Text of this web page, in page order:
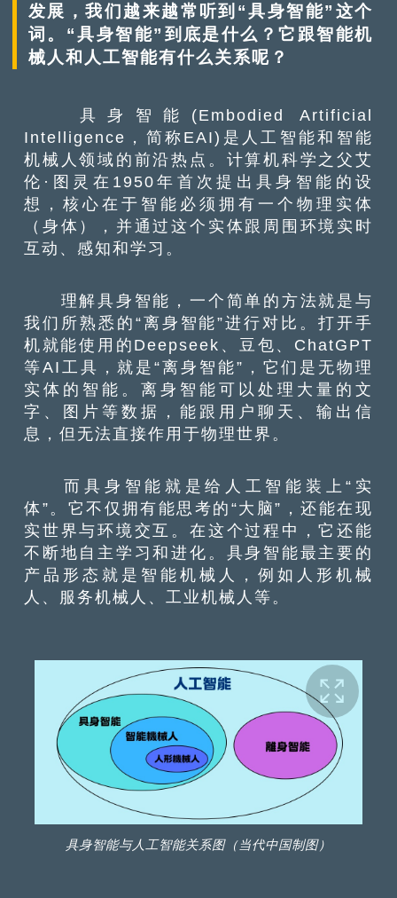
发展，我们越来越常听到“具身智能”这个
词。“具身智能”到底是什么？它跟智能机
械人和人工智能有什么关系呢？
具身智能(Embodied Artificial
Intelligence，简称EAI)是人工智能和智能
机械人领域的前沿热点。计算机科学之父艾
伦·图灵在1950年首次提出具身智能的设
想，核心在于智能必须拥有一个物理实体
（身体），并通过这个实体跟周围环境实时
互动、感知和学习。
理解具身智能，一个简单的方法就是与
我们所熟悉的“离身智能”进行对比。打开手
机就能使用的Deepseek、豆包、ChatGPT
等AI工具，就是“离身智能”，它们是无物理
实体的智能。离身智能可以处理大量的文
字、图片等数据，能跟用户聊天、输出信
息，但无法直接作用于物理世界。
而具身智能就是给人工智能装上“实
体”。它不仅拥有能思考的“大脑”，还能在现
实世界与环境交互。在这个过程中，它还能
不断地自主学习和进化。具身智能最主要的
产品形态就是智能机械人，例如人形机械
人、服务机械人、工业机械人等。
具身智能与人工智能关系图（当代中国制图）